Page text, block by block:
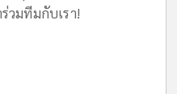
วมทีมกับเรา!